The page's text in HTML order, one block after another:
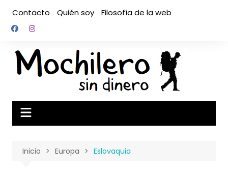
contenido
Contacto Quién soy Filosofía de la web
Inicio Europa Eslovaquia